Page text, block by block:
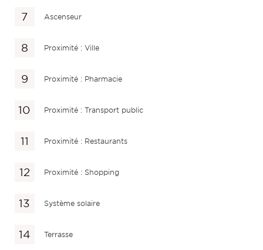
Ascenseur
Proximité : Ville
Proximité : Pharmacie
Proximité : Transport public
Proximité : Restaurants
Proximité : Shopping
Système solaire
Terrasse